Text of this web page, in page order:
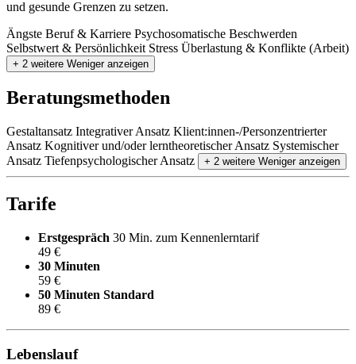
und gesunde Grenzen zu setzen.
Ängste Beruf & Karriere Psychosomatische Beschwerden
Selbstwert & Persönlichkeit Stress Überlastung & Konflikte (Arbeit)
+ 2 weitere Weniger anzeigen
Beratungsmethoden
Gestaltansatz Integrativer Ansatz Klient:innen-/Personzentrierter
Ansatz Kognitiver und/oder lerntheoretischer Ansatz Systemischer
Ansatz Tiefenpsychologischer Ansatz + 2 weitere Weniger anzeigen
Tarife
Erstgespräch 30 Min. zum Kennenlerntarif
49 €
30 Minuten
59 €
50 Minuten Standard
89 €
Lebenslauf